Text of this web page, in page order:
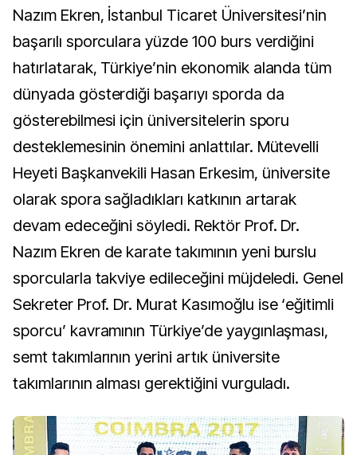
Nazım Ekren, İstanbul Ticaret Üniversitesi’nin
başarılı sporculara yüzde 100 burs verdiğini
hatırlatarak, Türkiye’nin ekonomik alanda tüm
dünyada gösterdiği başarıyı sporda da
gösterebilmesi için üniversitelerin sporu
desteklemesinin önemini anlattılar. Mütevelli
Heyeti Başkanvekili Hasan Erkesim, üniversite
olarak spora sağladıkları katkının artarak
devam edeceğini söyledi. Rektör Prof. Dr.
Nazım Ekren de karate takımının yeni burslu
sporcularla takviye edileceğini müjdeledi. Genel
Sekreter Prof. Dr. Murat Kasımoğlu ise ‘eğitimli
sporcu’ kavramının Türkiye’de yaygınlaşması,
semt takımlarının yerini artık üniversite
takımlarının alması gerektiğini vurguladı.